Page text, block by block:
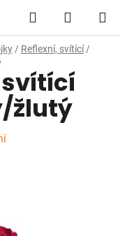
Hledat
KOŠÍK
/ Reflexní, svítící /
svítící
žlutý